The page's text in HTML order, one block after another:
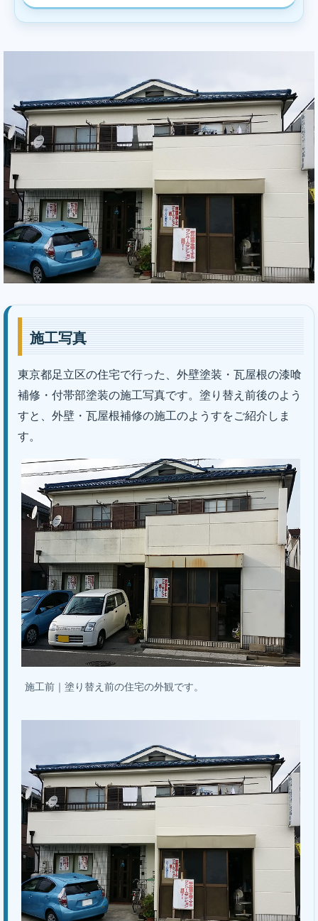
施工写真
東京都足立区の住宅で行った、外壁塗装・瓦屋根の漆喰
補修・付帯部塗装の施工写真です。塗り替え前後のよう
すと、外壁・瓦屋根補修の施工のようすをご紹介しま
す。
施工前｜塗り替え前の住宅の外観です。
株式会社丸巧